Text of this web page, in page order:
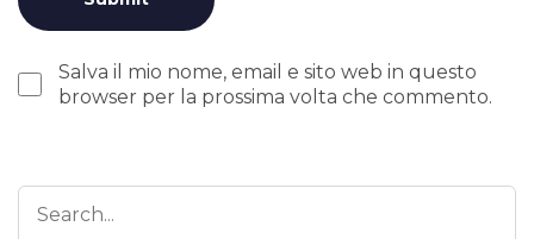
Salva il mio nome, email e sito web in questo
browser per la prossima volta che commento.